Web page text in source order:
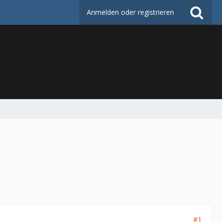
Anmelden oder registrieren
#1